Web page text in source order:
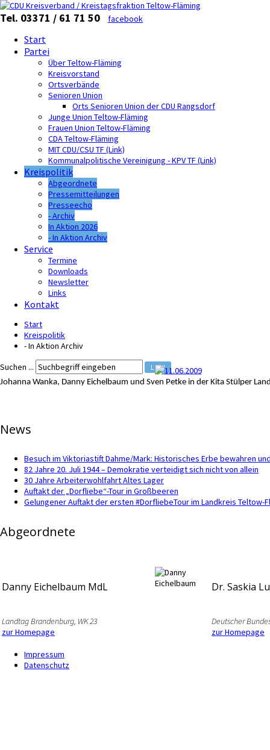
Tel. 03371 / 61 71 50 facebook
Start
Partei
Über Teltow-Fläming
Kreisvorstand
Ortsverbände
Senioren Union
Orts Senioren Union der CDU Rangsdorf
Junge Union Teltow-Fläming
Frauen Union Teltow-Fläming
CDA Teltow-Fläming
MIT CDU/CSU TF (Link)
Kommunalpolitische Vereinigung - KPV TF (Link)
Kreispolitik
Abgeordnete
Pressemitteilungen
Presseecho
- Archiv
In Aktion 2026
- In Aktion Archiv
Service
Termine
Downloads
Newsletter
Links
Kontakt
Start
Kreispolitik
- In Aktion Archiv
Suchen ...
LOS!
Johanna Wanka, Danny Eichelbaum und Sven Petke in der Kita Stülper
News
Besuch im Viktoriastift Dahme/Mark: Historisches Erbe bewahren
82 Jahre 20. Juli 1944 – Demokratie verteidigt sich nicht von allein
30 Jahre Arbeiterwohlfahrt Altes Lager
Auftakt der „Dorfliebe“-Tour in Großbeeren
Gelungener Auftakt der ersten #DorfliebeTour im Landkreis Teltow-
Abgeordnete
Danny Eichelbaum MdL
Landtag Brandenburg, WK 23
zur Homepage
Dr. Saskia
Deutscher
zur Homepage
Impressum
Datenschutz